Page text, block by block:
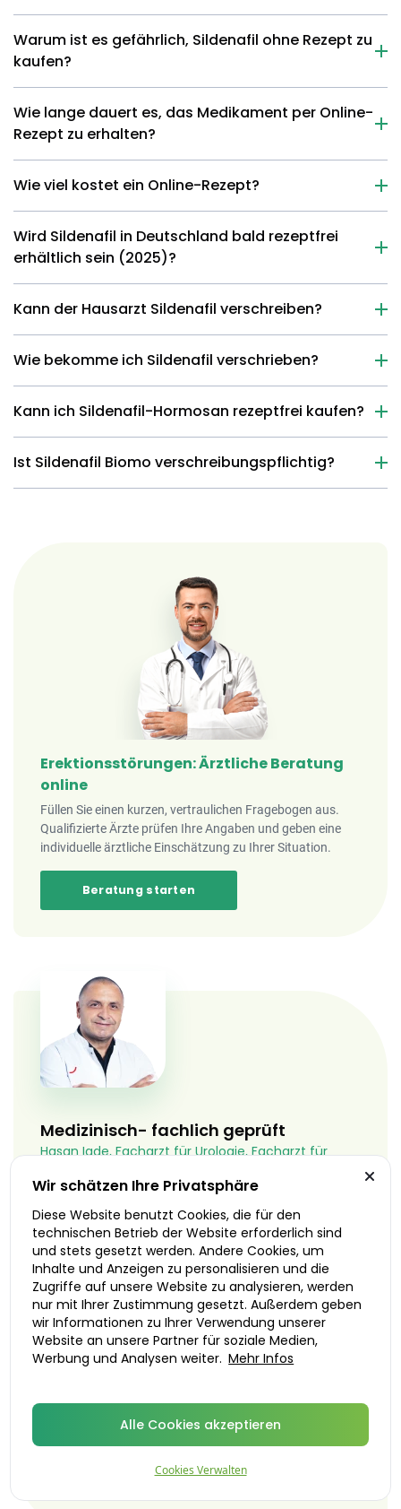
Warum ist es gefährlich, Sildenafil ohne Rezept zu
kaufen?
Wie lange dauert es, das Medikament per Online-
Rezept zu erhalten?
Wie viel kostet ein Online-Rezept?
Wird Sildenafil in Deutschland bald rezeptfrei
erhältlich sein (2025)?
Kann der Hausarzt Sildenafil verschreiben?
Wie bekomme ich Sildenafil verschrieben?
Kann ich Sildenafil-Hormosan rezeptfrei kaufen?
Ist Sildenafil Biomo verschreibungspflichtig?
Erektionsstörungen: Ärztliche Beratung
online
Füllen Sie einen kurzen, vertraulichen Fragebogen aus.
Qualifizierte Ärzte prüfen Ihre Angaben und geben eine
individuelle ärztliche Einschätzung zu Ihrer Situation.
Beratung starten
Medizinisch- fachlich geprüft
Hasan Igde, Facharzt für Urologie, Facharzt für
Die medizinischen Inhalte auf dieser Seite wurden
in Zusammenarbeit mit einem unserer Ärzte bzw.
medizinischen Experten erstellt und von diesen
überprüft. Die Informationen stammen
ausschließlich aus zuverlässigen,
vertrauenswürdigen und überprüften Quellen,
Studien, Forschungen und Expertenmeinungen.
Die medizinischen Inhalte werden regelmäßig
Zuverlässigkeit zu gewährleisten. Weitere
Informationen zum redaktionellen Vorgehen finden
Sie in unseremRedaktionsprozess.
Letzte Aktualisierung am 25/09/2025
Wir schätzen Ihre Privatsphäre
Diese Website benutzt Cookies, die für den
technischen Betrieb der Website erforderlich sind
und stets gesetzt werden. Andere Cookies, um
Inhalte und Anzeigen zu personalisieren und die
Zugriffe auf unsere Website zu analysieren, werden
nur mit Ihrer Zustimmung gesetzt. Außerdem geben
wir Informationen zu Ihrer Verwendung unserer
Website an unsere Partner für soziale Medien,
Werbung und Analysen weiter. Mehr Infos
Alle Cookies akzeptieren
Cookies Verwalten